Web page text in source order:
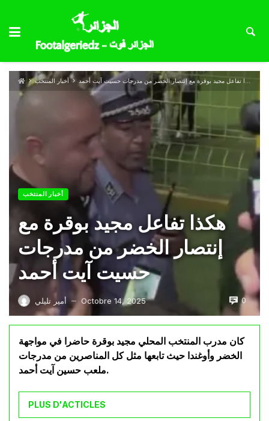
أخبار المنتخب هكذا تفاعل مجيد بوقرة مع إنتصار الخضر من مدرجات حسيت آيت أحمد
أخبار المنتخب
هكذا تفاعل مجيد بوقرة مع
إنتصار الخضر من مدرجات
حسيت آيت أحمد
أمير تليلي — Octobre 14, 2025 0
كان مدرب المنتخب المحلي مجيد بوقرة حاضرا في مواجهة
الخضر وأوغندا حيث تابعها مثل كل المناصرين من مدرجات
ملعب حسين آيت أحمد.
PLUS D'ACTICLES